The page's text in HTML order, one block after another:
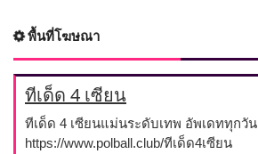
พื้นที่โฆษณา
ทีเด็ด 4 เซียน
ทีเด็ด 4 เซียนแม่นระดับเทพ อัพเดททุกวัน
https://www.polball.club/ทีเด็ด4เซียน